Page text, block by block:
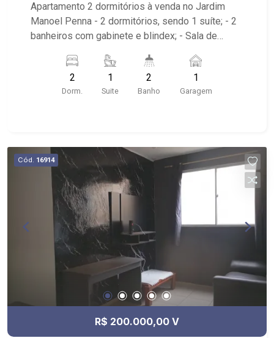
Apartamento 2 dormitórios à venda no Jardim
Manoel Penna - 2 dormitórios, sendo 1 suíte; - 2
banheiros com gabinete e blindex; - Sala de
no imóvel; - Cozinha Americana Planejada; -
Completo em armários planejados; - Ar-
condicionado; - Área de Serviço; - 1 vaga; -
Novo Shopping, Academia Place, Supermercado
Carrefour.
2
Dorm.
1
Suite
2
Banho
1
Garagem
Cód. 16914
R$ 200.000,00 V